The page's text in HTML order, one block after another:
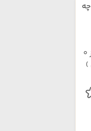
میانگین امتیاز 0